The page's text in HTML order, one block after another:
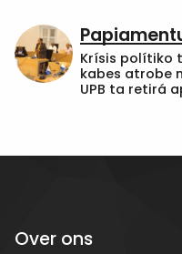
Krísis polítiko
kabes atrobe
UPB ta retirá
Over ons